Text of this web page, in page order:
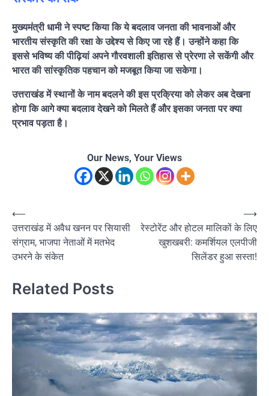
मुख्यमंत्री धामी ने स्पष्ट किया कि ये बदलाव जनता की भावनाओं और
भारतीय संस्कृति की रक्षा के उद्देश्य से किए जा रहे हैं। उन्होंने कहा कि
इससे भविष्य की पीढ़ियां अपने गौरवशाली इतिहास से प्रेरणा ले सकेंगी और
भारत की सांस्कृतिक पहचान को मजबूत किया जा सकेगा।
उत्तराखंड में स्थानों के नाम बदलने की इस प्रक्रिया को लेकर अब देखना
होगा कि आगे क्या बदलाव देखने को मिलते हैं और इसका जनता पर क्या
प्रभाव पड़ता है।
Our News, Your Views
Post
navigation
⟵
उत्तराखंड में अवैध खनन पर सियासी
संग्राम, भाजपा नेताओं में मतभेद
उभरने के संकेत
रेस्टोरेंट और होटल मालिकों के लिए
खुशखबरी: कमर्शियल एलपीजी
सिलेंडर हुआ सस्ता!
⟶
Related Posts